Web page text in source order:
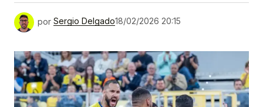
por Sergio Delgado18/02/2026 20:15